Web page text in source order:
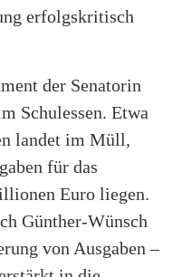
erfolgskritisch
der Senatorin
Schulessen. Etwa
landet im Müll,
für das
Euro liegen.
Günther-Wünsch
von Ausgaben –